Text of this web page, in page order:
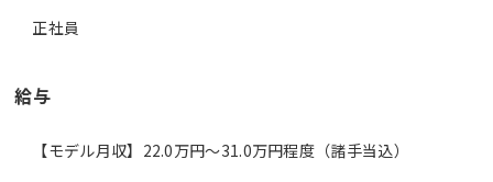
正社員
給与
【モデル月収】22.0万円〜31.0万円程度（諸手当込）